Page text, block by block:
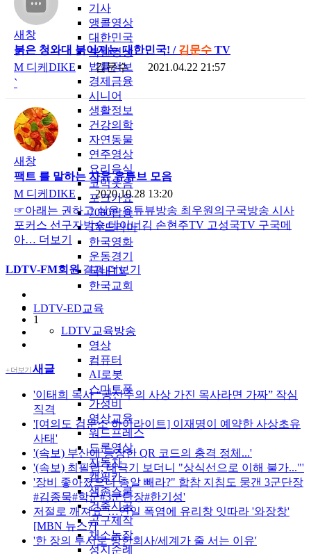
기사
앵콜영상
대한민국
북한영상
법률정보
경제금융
시니어
생활정보
건강의학
자연동물
연주영상
요리음식
코믹웃음
포크가요
7080팝송
TV드라마
한국영화
운동경기
국내TV
한국교회
LDTV-ED교육
LDTV교육방송
영상
컴퓨터
AI로봇
스마트폰
가성비
영상교육
워드프레스
드론영상
자동차
캠핑카
생존스쿨
건축시공
공구제작
채소농장
성지순례
새창
붉은 청와대 붉어지는 대한민국! / 김문수 TV
M 디케DIKE 김문수
2021.04.22 21:57
`
새창
팩트 를 말하는 자유 유튜브 모음
M 디케DIKE
2020.10.28 13:20
☞아래는 권하고 싶은 유튜뷰방송 최우원의구국방송 시사
포커스 선구자방송 데이너김 손현주TV 고성국TV 구국메
아… 더보기
LDTV-FM회원결과 더보기
1
+ 더보기새글
'이태희 목사 “공산주의 사상 가진 목사라면 가짜” 작심
직격
'[여의도 검문소 하이라이트] 이재명이 예약한 사상초유
사태'
'(속보) 부산에 등장한 QR 코드의 충격 정체...'
'(속보) 최필립, 태극기 보더니 "상식선으로 이해 불가..."'
'장비 좋아졌으니 총알 빼라?" 합참 지침도 뭉갠 3군단장
#김종묵#학군#3군단장#한기성'
저절로 깨져요"…연일 폭염에 유리창 잇따라 '와장창'
[MBN 뉴스7]'
'한 장의 투서로 망한회사/세계가 줄 서는 이유'